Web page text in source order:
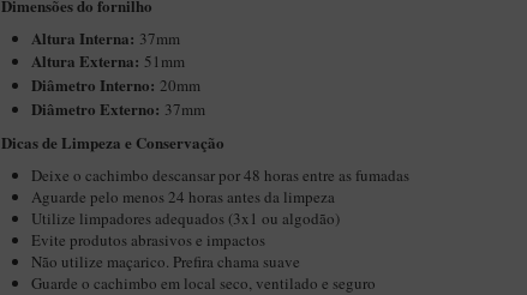
Dimensões do fornilho
Altura Interna: 37mm
Altura Externa: 51mm
Diâmetro Interno: 20mm
Diâmetro Externo: 37mm
​​Dicas de Limpeza e Conservação
Deixe o cachimbo descansar por 48 horas entre as fumadas
Aguarde pelo menos 24 horas antes da limpeza
Utilize limpadores adequados (3x1 ou algodão)
Evite produtos abrasivos e impactos
Não utilize maçarico. Prefira chama suave
Guarde o cachimbo em local seco, ventilado e seguro